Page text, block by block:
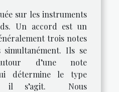
sur les instruments
Un accord est un
trois notes
simultanément. Ils se
d’une note
détermine le type
il s’agit. Nous